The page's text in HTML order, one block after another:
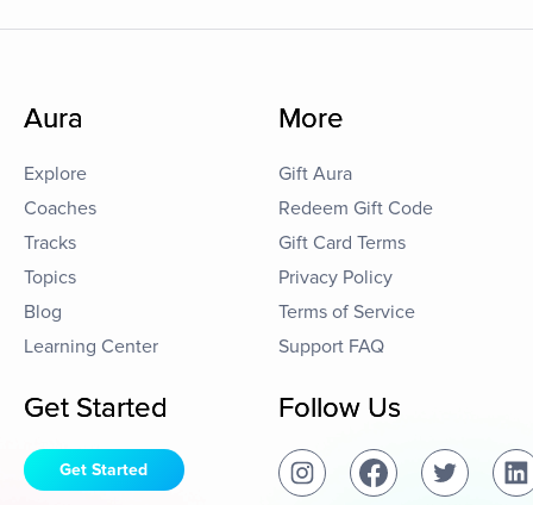
Aura
Explore
Coaches
Tracks
Topics
Blog
Learning Center
More
Gift Aura
Redeem Gift Code
Gift Card Terms
Privacy Policy
Terms of Service
Support FAQ
Get Started
Get Started
Follow Us